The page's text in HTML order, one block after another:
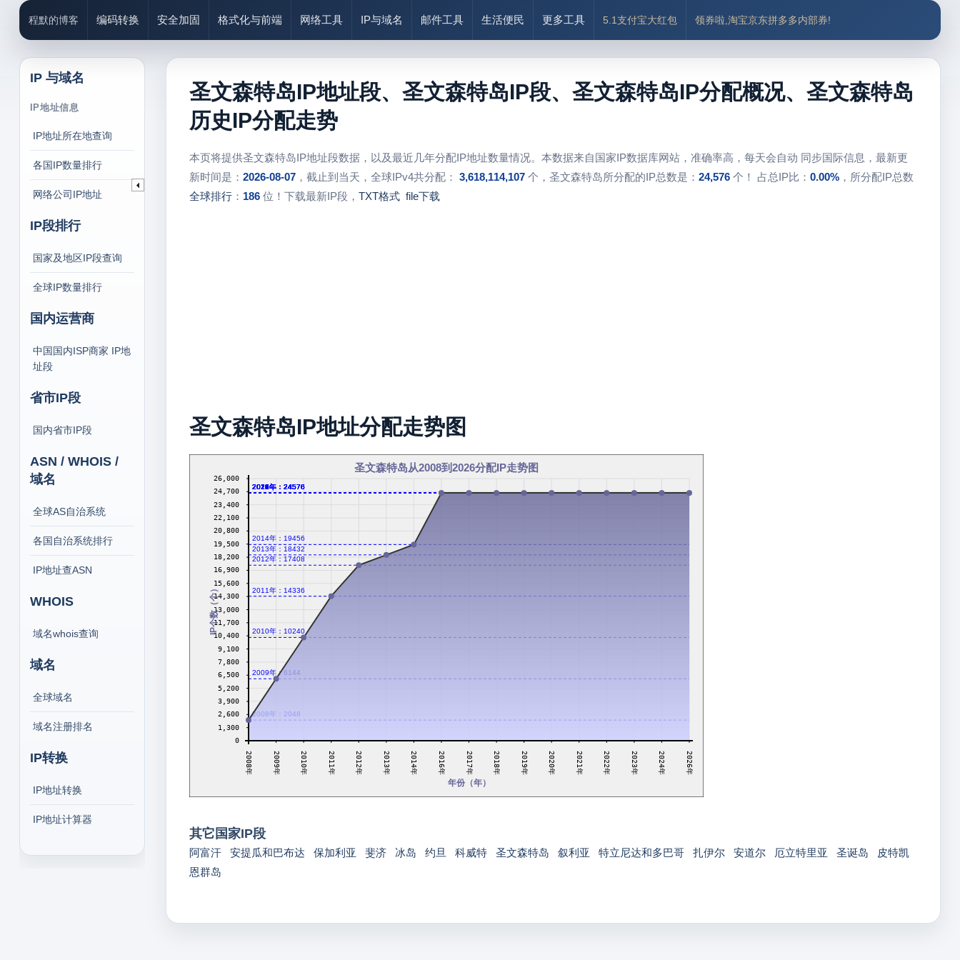
程默的博客 编码转换 安全加固 格式化与前端 网络工具 IP与域名 邮件工具 生活便民 更多工具 5.1支付宝大红包 领券啦,淘宝京东拼多多内部券!
IP 与域名
IP地址信息
IP地址所在地查询
各国IP数量排行
网络公司IP地址
IP段排行
国家及地区IP段查询
全球IP数量排行
国内运营商
中国国内ISP商家 IP地
址段
省市IP段
国内省市IP段
ASN / WHOIS /
域名
全球AS自治系统
各国自治系统排行
IP地址查ASN
WHOIS
域名whois查询
域名
全球域名
域名注册排名
IP转换
IP地址转换
IP地址计算器
圣文森特岛IP地址段、圣文森特岛IP段、圣文森特岛IP分配概况、圣文森特岛
历史IP分配走势
本页将提供圣文森特岛IP地址段数据，以及最近几年分配IP地址数量情况。本数据来自国家IP数据库网站，准确率高，每天会自动 同步国际信息，最新更
新时间是： 2026-08-07，截止到当天，全球IPv4共分配： 3,618,114,107个，圣文森特岛所分配的IP总数是： 24,576个！ 占总IP比： 0.00%，所分配IP总数
全球排行： 186位！下载最新IP段， TXT格式 file下载
圣文森特岛IP地址分配走势图
圣文森特岛从2008到2026分配IP走势图
2008年：2048
2009年：6144
2010年：10240
2011年：14336
2012年：17408
2013年：18432
2014年：19456
2016年：24576
2017年：24576
2018年：24576
2019年：24576
2020年：24576
2021年：24576
2022年：24576
2023年：24576
2024年：24576
2026年：24576
0
1,300
2,600
3,900
5,200
6,500
7,800
9,100
10,400
11,700
13,000
14,300
15,600
16,900
18,200
19,500
20,800
22,100
23,400
24,700
26,000
2008年 2009年 2010年 2011年 2012年 2013年 2014年 2016年 2017年 2018年 2019年 2020年 2021年 2022年 2023年 2024年 2026年
年份（年）
IP个数（个）
其它国家IP段
阿富汗 安提瓜和巴布达 保加利亚 斐济 冰岛 约旦 科威特 圣文森特岛 叙利亚 特立尼达和多巴哥 扎伊尔 安道尔 厄立特里亚 圣诞岛
皮特凯
恩群岛